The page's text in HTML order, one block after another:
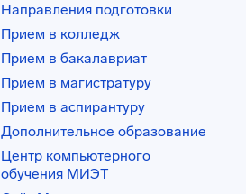
Направления подготовки
Прием в колледж
Прием в бакалавриат
Прием в магистратуру
Прием в аспирантуру
Дополнительное образование
Центр компьютерного
обучения МИЭТ